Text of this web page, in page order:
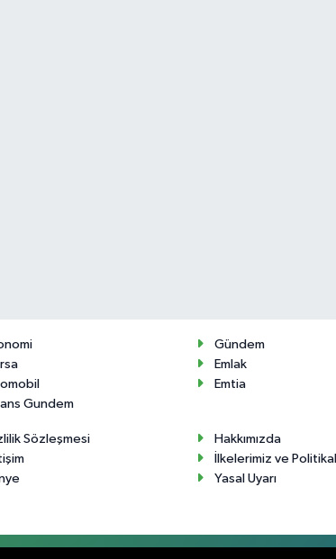
Gündem
Emlak
Emtia
Gundem
Sözleşmesi
Hakkımızda
İlkelerimiz ve
Yasal Uyarı